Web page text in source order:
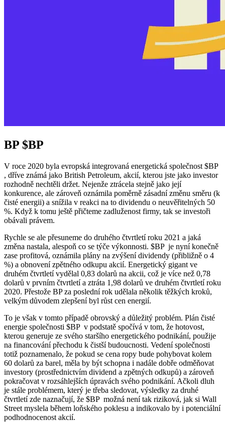
BP $BP
V roce 2020 byla evropská integrovaná energetická společnost $BP
, dříve známá jako British Petroleum, akcií, kterou jste jako investor
rozhodně nechtěli držet. Nejenže ztrácela stejně jako její
konkurence, ale zároveň oznámila poměrně zásadní změnu směru (k
čisté energii) a snížila v reakci na to dividendu o neuvěřitelných 50
%. Když k tomu ještě přičteme zadluženost firmy, tak se investoři
obávali právem.
Rychle se ale přesuneme do druhého čtvrtletí roku 2021 a jaká
změna nastala, alespoň co se týče výkonnosti. $BPje nyní konečně
zase profitová, oznámila plány na zvýšení dividendy (přibližně o 4
%) a obnovení zpětného odkupu akcií. Energetický gigant ve
druhém čtvrtletí vydělal 0,83 dolarů na akcii, což je více než 0,78
dolarů v prvním čtvrtletí a ztráta 1,98 dolarů ve druhém čtvrtletí roku
2020. Přestože BP za poslední rok udělala několik těžkých kroků,
velkým důvodem zlepšení byl růst cen energií.
To je však v tomto případě obrovský a důležitý problém. Plán čisté
energie společnosti $BPv podstatě spočívá v tom, že hotovost,
kterou generuje ze svého staršího energetického podnikání, použije
na financování přechodu k čistší budoucnosti. Vedení společnosti
totiž poznamenalo, že pokud se cena ropy bude pohybovat kolem
60 dolarů za barel, měla by být schopna i nadále dobře odměňovat
investory (prostřednictvím dividend a zpětných odkupů) a zároveň
pokračovat v rozsáhlejších úpravách svého podnikání. Ačkoli dluh
je stále problémem, který je třeba sledovat, výsledky za druhé
čtvrtletí zde naznačují, že $BPmožná není tak riziková, jak si Wall
Street myslela během loňského poklesu a indikovalo by i potenciální
podhodnocenost akcií.